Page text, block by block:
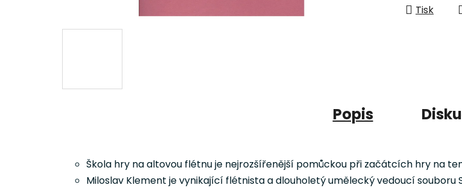
Tisk
Popis
Škola hry na altovou flétnu je nejrozšířenější pomůckou při začátcích hry na
Miloslav Klement je vynikající flétnista a dlouholetý umělecký vedoucí souboru